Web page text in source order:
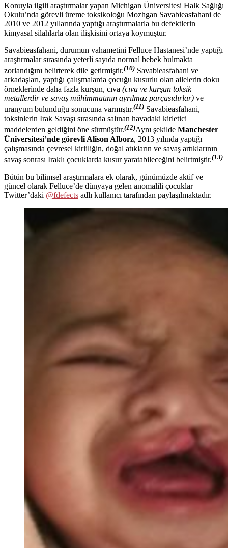
Konuyla ilgili araştırmalar yapan Michigan Üniversitesi Halk Sağlığı
Okulu’nda görevli üreme toksikoloğu Mozhgan Savabieasfahani de
2010 ve 2012 yıllarında yaptığı araştırmalarla bu defektlerin
kimyasal silahlarla olan ilişkisini ortaya koymuştur.
Savabieasfahani, durumun vahametini Felluce Hastanesi’nde yaptığı
araştırmalar sırasında yeterli sayıda normal bebek bulmakta
zorlandığını belirterek dile getirmiştir.(10) Savabieasfahani ve
arkadaşları, yaptığı çalışmalarda çocuğu kusurlu olan ailelerin doku
örneklerinde daha fazla kurşun, cıva (cıva ve kurşun toksik
metallerdir ve savaş mühimmatının ayrılmaz parçasıdırlar) ve
uranyum bulunduğu sonucuna varmıştır.(11) Savabieasfahani,
toksinlerin Irak Savaşı sırasında salınan havadaki kirletici
maddelerden geldiğini öne sürmüştür.(12)Aynı şekilde Manchester
Üniversitesi’nde görevli Alison Alborz, 2013 yılında yaptığı
çalışmasında çevresel kirliliğin, doğal atıkların ve savaş artıklarının
savaş sonrası Iraklı çocuklarda kusur yaratabileceğini belirtmiştir.(13)
Bütün bu bilimsel araştırmalara ek olarak, günümüzde aktif ve
güncel olarak Felluce’de dünyaya gelen anomalili çocuklar
Twitter’daki @fdefects adlı kullanıcı tarafından paylaşılmaktadır.